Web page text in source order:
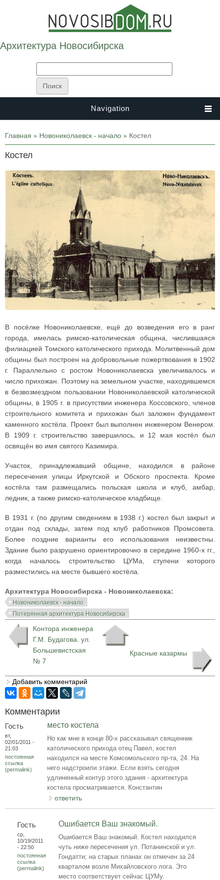
Архитектура Новосибирска
Navigation
Вы здесь
Главная » Новониколаевск - начало » Костел
Костел
В посёлке Новониколаевске, ещё до возведения его в ранг
города, имелась римско-католическая община, числившаяся
филиацией Томского католического прихода. Молитвенный дом
общины был построен на добровольные пожертвования в 1902
г. Параллельно с ростом Новониколаевска увеличивалось и
число прихожан. Поэтому на земельном участке, находившемся
в безвозмездном пользовании Новониколаевской католической
общины, в 1905 г. в присутствии инженера Коссовского, членов
строительного комитета и прихожан был заложен фундамент
каменного костёла. Проект был выполнен инженером Венером.
В 1909 г. строительство завершилось, и 12 мая костёл был
освящён во имя святого Казимира.
Участок, принадлежавший общине, находился в районе
пересечения улицы Иркутской и Обского проспекта. Кроме
костёла там размещались польская школа и клуб, амбар,
ледник, а также римско-католическое кладбище.
В 1931 г. (по другим сведениям в 1938 г.) костел был закрыт и
отдан под склады, затем под клуб работников Промсовета.
Более поздние варианты его использования неизвестны.
Здание было разрушено ориентировочно в середине 1960-х гг.,
когда началось строительство ЦУМа, ступени которого
разместились на месте бывшего костёла.
Архитектура Новосибирска - Новониколаевска:
Новониколаевск - начало
Потерянная архитектура Новосибирска
Контора инженера
Г.М. Будагова. ул.
Большевистская
№ 7
Красные казармы
Добавить комментарий
Комментарии
Гость
вт,
02/01/2011 -
21:03
постоянная
ссылка
(permalink)
место костела
Но как мне в конце 80-х рассказывал священник
католического прихода отец Павел, костел
находился на месте Комсомольского пр-та, 24. На
него надстроили этажи. Если взять сегодня
удлиненный контур этого здания - архитектура
костела просматривается. Константин
ответить
Гость
ср,
10/19/2011
- 22:50
постоянная
ссылка
(permalink)
Ошибается Ваш знакомый.
Ошибается Ваш знакомый. Костел находился
чуть ниже пересечения ул. Потанинской и ул.
Гондатти; на старых планах он отмечен за 24
кварталом возле Михайловского лога. Это
место соответствует сейчас ЦУМу.